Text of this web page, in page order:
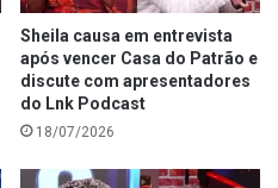
Sheila causa em entrevista
após vencer Casa do Patrão e
discute com apresentadores
do Lnk Podcast
18/07/2026